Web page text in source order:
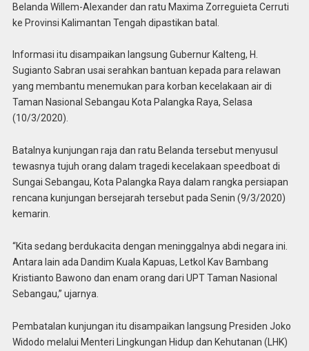
Belanda Willem-Alexander dan ratu Maxima Zorreguieta Cerruti
ke Provinsi Kalimantan Tengah dipastikan batal.
Informasi itu disampaikan langsung Gubernur Kalteng, H.
Sugianto Sabran usai serahkan bantuan kepada para relawan
yang membantu menemukan para korban kecelakaan air di
Taman Nasional Sebangau Kota Palangka Raya, Selasa
(10/3/2020).
Batalnya kunjungan raja dan ratu Belanda tersebut menyusul
tewasnya tujuh orang dalam tragedi kecelakaan speedboat di
Sungai Sebangau, Kota Palangka Raya dalam rangka persiapan
rencana kunjungan bersejarah tersebut pada Senin (9/3/2020)
kemarin.
“Kita sedang berdukacita dengan meninggalnya abdi negara ini.
Antara lain ada Dandim Kuala Kapuas, Letkol Kav Bambang
Kristianto Bawono dan enam orang dari UPT Taman Nasional
Sebangau,” ujarnya.
Pembatalan kunjungan itu disampaikan langsung Presiden Joko
Widodo melalui Menteri Lingkungan Hidup dan Kehutanan (LHK)